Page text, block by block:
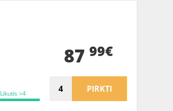
Likutis >4
87 99€
PIRKTI